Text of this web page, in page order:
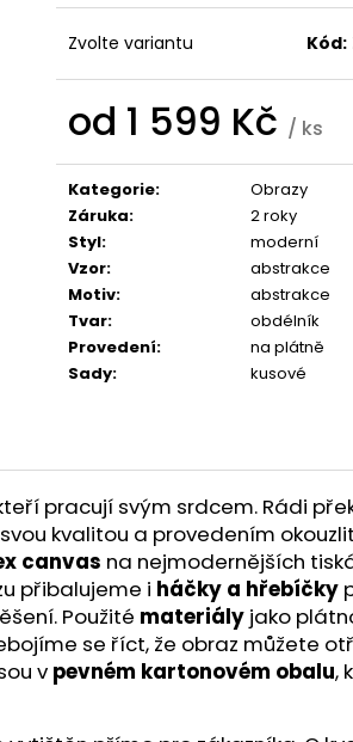
Zvolte variantu Kód:
od 1 599 Kč / ks
cena:
Kategorie:
Obrazy
Záruka:
2 roky
Styl:
moderní
Vzor:
abstrakce
Motiv:
abstrakce
Tvar:
obdélník
Provedení:
na plátně
Sady: kusové
pracují svým srdcem. Rádi
kvalitou a provedením
canvas na nejmodernějších
přibalujeme i háčky a hřebíčky
Použité materiály jako
se říct, že obraz můžete
v pevném kartonovém obalu,
1 599 Kč